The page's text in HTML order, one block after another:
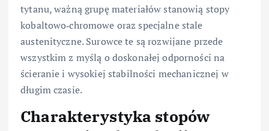
tytanu, ważną grupę materiałów stanowią stopy
kobaltowo‑chromowe oraz specjalne stale
austenityczne. Surowce te są rozwijane przede
wszystkim z myślą o doskonałej odporności na
ścieranie i wysokiej stabilności mechanicznej w
długim czasie.
Charakterystyka stopów